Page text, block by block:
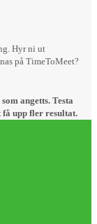
Hyr ni ut
på TimeToMeet?
angetts. Testa
upp fler resultat.